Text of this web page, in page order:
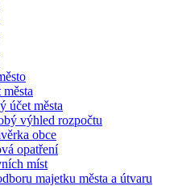
účet města
výhled rozpočtu
obce
opatření
míst
majetku města a útvaru